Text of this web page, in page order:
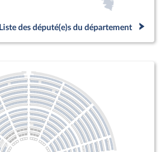
Liste des député(e)s du département